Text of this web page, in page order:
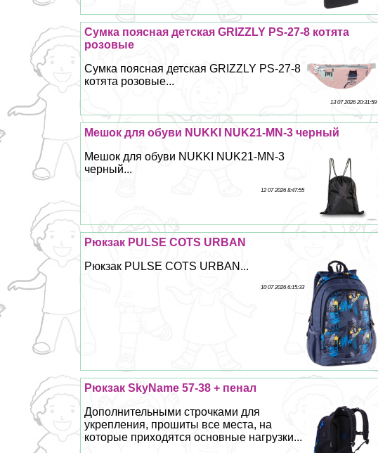
Сумка поясная детская GRIZZLY PS-27-8 котята
розовые
Сумка поясная детская GRIZZLY PS-27-8
котята розовые...
13 07 2026 20:31:59
Мешок для обуви NUKKI NUK21-MN-3 черный
Мешок для обуви NUKKI NUK21-MN-3
черный...
12 07 2026 8:47:55
Рюкзак PULSE COTS URBAN
Рюкзак PULSE COTS URBAN...
10 07 2026 6:15:33
Рюкзак SkyName 57-38 + пенал
Дополнительными строчками для
укрепления, прошиты все места, на
которые приходятся основные нагрузки...